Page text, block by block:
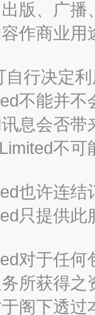
版、广
作商业用
行决定
不能并
息会否
不
也许连
只提供
对于任
所获得
阁下透